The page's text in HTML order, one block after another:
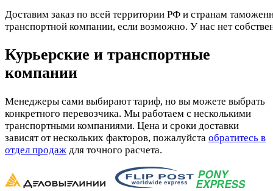
Доставим заказ по всей территории РФ и странам
транспортной компании, если возможно. У нас нет
Курьерские и транспортные
компании
Менеджеры сами выбирают тариф, но вы можете выбрать
конкретного перевозчика. Мы работаем с несколькими
транспортными компаниями. Цена и сроки доставки
зависят от нескольких факторов, пожалуйста обратитесь в
отдел продаж для точного расчета.